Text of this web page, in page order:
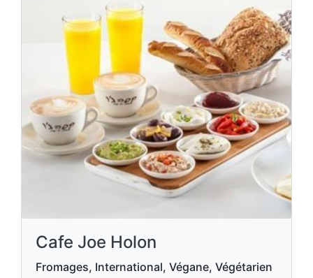
Cafe Joe Holon
Fromages, International, Végane, Végétarien